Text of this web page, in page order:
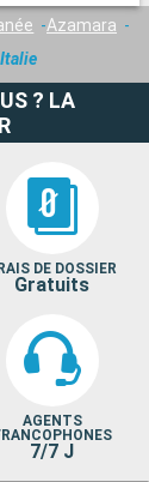
Azamara
? LA
DE DOSSIER
Gratuits
AGENTS
7/7 J